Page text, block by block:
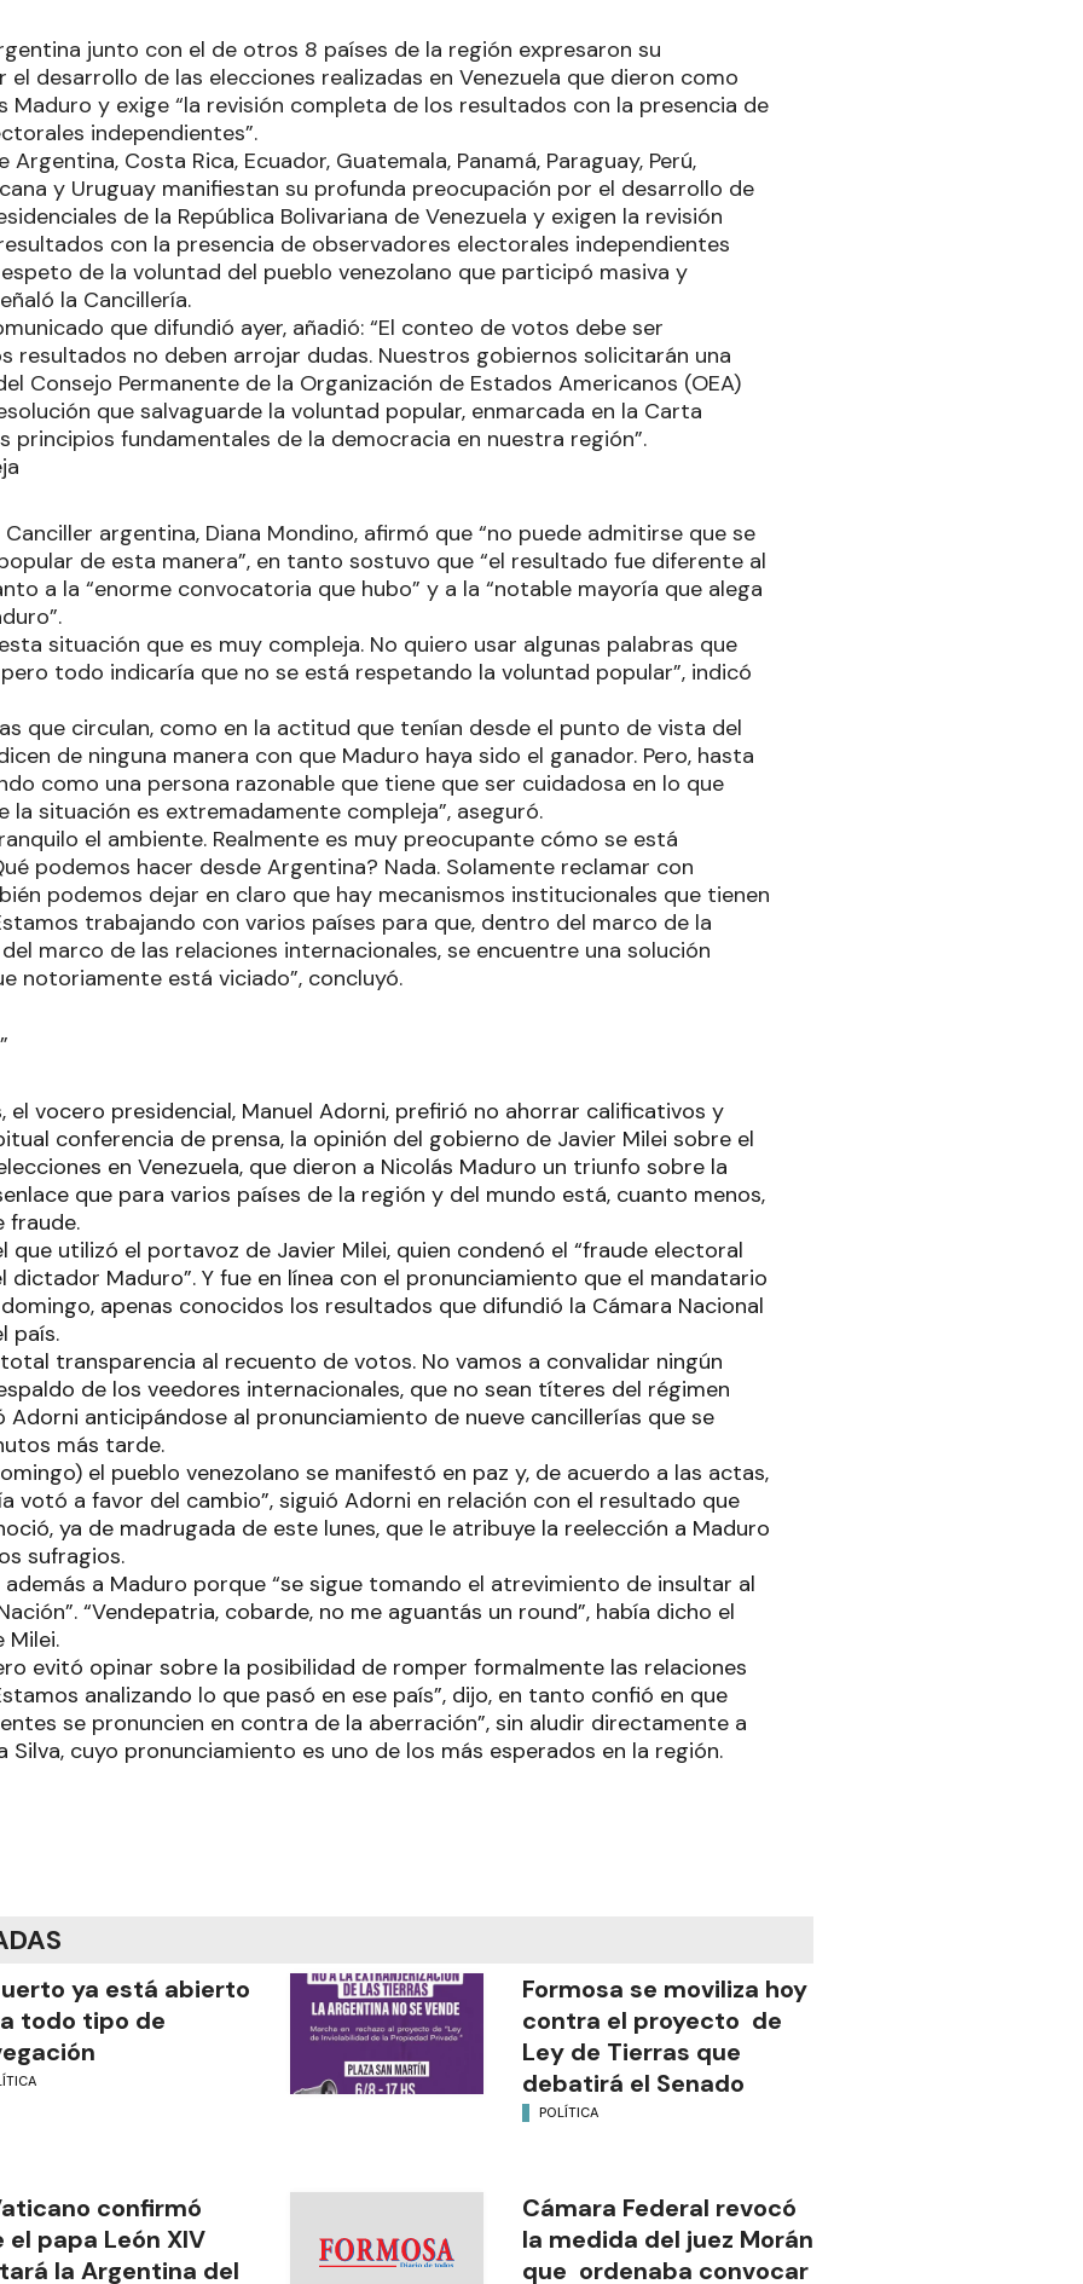
junto con el de otros 8 países de la región expresaron su
desarrollo de las elecciones realizadas en Venezuela que dieron como
Maduro y exige “la revisión completa de los resultados con la presencia de
independientes”.
Argentina, Costa Rica, Ecuador, Guatemala, Panamá, Paraguay, Perú,
y Uruguay manifiestan su profunda preocupación por el desarrollo de
de la República Bolivariana de Venezuela y exigen la revisión
con la presencia de observadores electorales independientes
de la voluntad del pueblo venezolano que participó masiva y
la Cancillería.
que difundió ayer, añadió: “El conteo de votos debe ser
resultados no deben arrojar dudas. Nuestros gobiernos solicitarán una
Consejo Permanente de la Organización de Estados Americanos (OEA)
que salvaguarde la voluntad popular, enmarcada en la Carta
principios fundamentales de la democracia en nuestra región”.
argentina, Diana Mondino, afirmó que “no puede admitirse que se
de esta manera”, en tanto sostuvo que “el resultado fue diferente al
a la “enorme convocatoria que hubo” y a la “notable mayoría que alega
situación que es muy compleja. No quiero usar algunas palabras que
todo indicaría que no se está respetando la voluntad popular”, indicó
que circulan, como en la actitud que tenían desde el punto de vista del
de ninguna manera con que Maduro haya sido el ganador. Pero, hasta
como una persona razonable que tiene que ser cuidadosa en lo que
la situación es extremadamente compleja”, aseguró.
el ambiente. Realmente es muy preocupante cómo se está
podemos hacer desde Argentina? Nada. Solamente reclamar con
podemos dejar en claro que hay mecanismos institucionales que tienen
trabajando con varios países para que, dentro del marco de la
marco de las relaciones internacionales, se encuentre una solución
notoriamente está viciado”, concluyó.
el vocero presidencial, Manuel Adorni, prefirió no ahorrar calificativos y
conferencia de prensa, la opinión del gobierno de Javier Milei sobre el
en Venezuela, que dieron a Nicolás Maduro un triunfo sobre la
que para varios países de la región y del mundo está, cuanto menos,
fraude.
que utilizó el portavoz de Javier Milei, quien condenó el “fraude electoral
Maduro”. Y fue en línea con el pronunciamiento que el mandatario
apenas conocidos los resultados que difundió la Cámara Nacional
país.
transparencia al recuento de votos. No vamos a convalidar ningún
de los veedores internacionales, que no sean títeres del régimen
Adorni anticipándose al pronunciamiento de nueve cancillerías que se
más tarde.
el pueblo venezolano se manifestó en paz y, de acuerdo a las actas,
votó a favor del cambio”, siguió Adorni en relación con el resultado que
ya de madrugada de este lunes, que le atribuye la reelección a Maduro
sufragios.
a Maduro porque “se sigue tomando el atrevimiento de insultar al
“Vendepatria, cobarde, no me aguantás un round”, había dicho el
Milei.
evitó opinar sobre la posibilidad de romper formalmente las relaciones
analizando lo que pasó en ese país”, dijo, en tanto confió en que
se pronuncien en contra de la aberración”, sin aludir directamente a
Silva, cuyo pronunciamiento es uno de los más esperados en la región.
ya está abierto
todo tipo de
Formosa se moviliza hoy
contra el proyecto de
Ley de Tierras que
debatirá el Senado
POLÍTICA
confirmó
el papa León XIV
la Argentina del
Cámara Federal revocó
la medida del juez Morán
que ordenaba convocar